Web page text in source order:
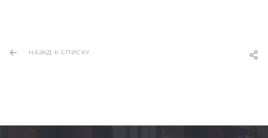
НАЗАД К СПИСКУ